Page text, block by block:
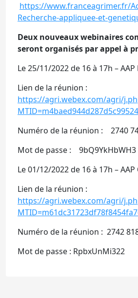
https://www.franceagrimer.fr/
Recherche-appliquee-et-
Deux nouveaux webinaires
seront organisés par appel à
Le 25/11/2022 de 16 à 17h –
Lien de la réunion :
https://agri.webex.com/agri/
Numéro de la réunion : 2740
Mot de passe : 9bQ9YkHbWH3
Le 01/12/2022 de 16 à 17h –
Lien de la réunion :
https://agri.webex.com/agri/
Numéro de la réunion : 2742
Mot de passe : RpbxUnMi322